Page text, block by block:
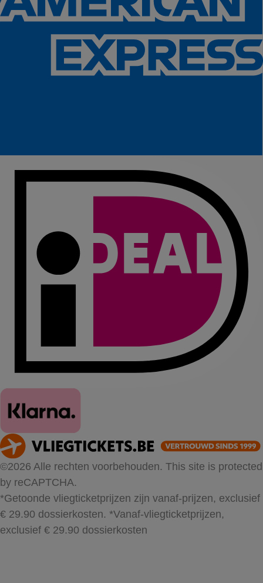
©2026 Alle rechten voorbehouden. This site is protected
by reCAPTCHA.
*Getoonde vliegticketprijzen zijn vanaf-prijzen, exclusief
€ 29.90 dossierkosten. *Vanaf-vliegticketprijzen,
exclusief € 29.90 dossierkosten